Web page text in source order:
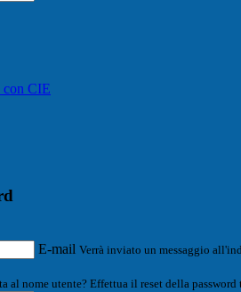
con CIE
E-mail Verrà inviato un messaggio
al nome utente? Effettua il reset della password